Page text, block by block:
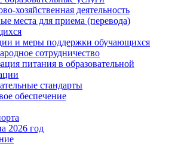
хозяйственная деятельность
места для приема (перевода)
и меры поддержки обучающихся
сотрудничество
питания в образовательной
стандарты
обеспечение
2026 год